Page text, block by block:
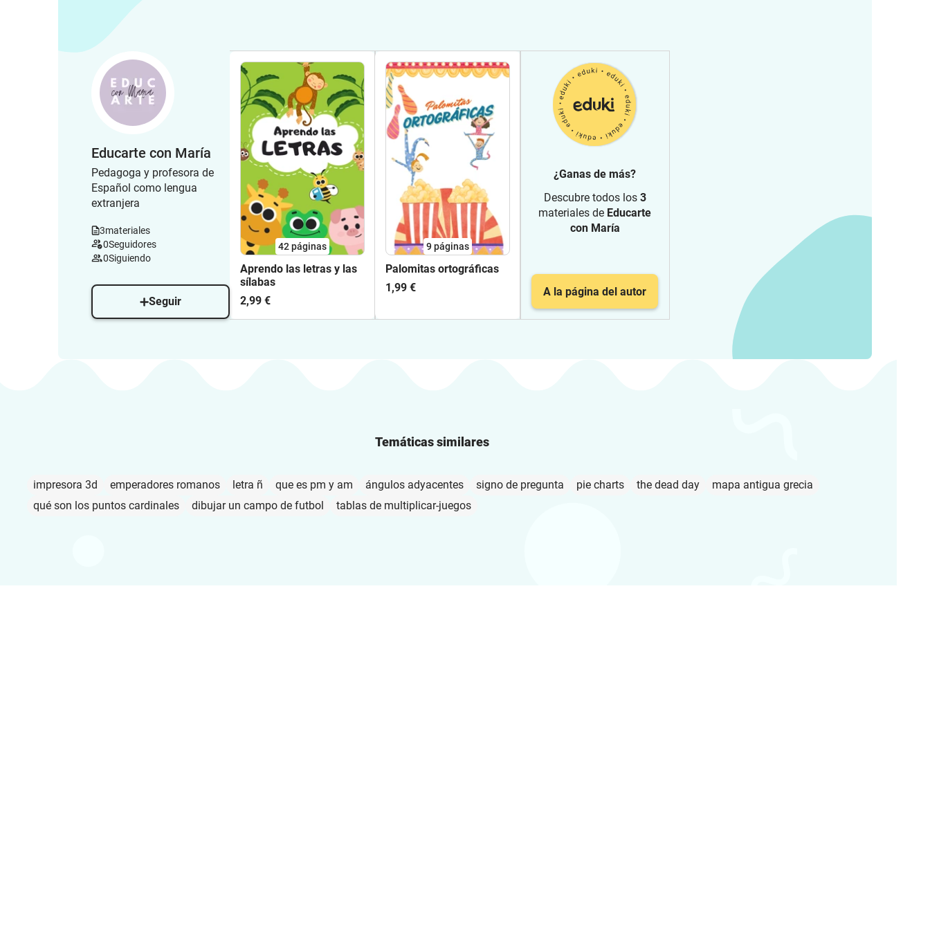
Educarte con María
Pedagoga y profesora de
Español como lengua
extranjera
3materiales
0Seguidores
0Siguiendo
Seguir
42páginas
Aprendo las letras y las
sílabas
2,99 €
9páginas
Palomitas ortográficas
1,99 €
¿Ganas de más?
Descubre todos los 3
materiales de Educarte
con María
A la página del autor
Temáticas similares
impresora 3d emperadores romanos letra ñ que es pm y am ángulos adyacentes signo de pregunta pie charts the dead day
mapa antigua grecia
qué son los puntos cardinales
dibujar un campo de futbol tablas de multiplicar-juegos